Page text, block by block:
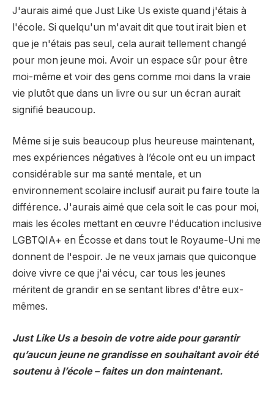
J'aurais aimé que Just Like Us existe quand j'étais à
l'école. Si quelqu'un m'avait dit que tout irait bien et
que je n'étais pas seul, cela aurait tellement changé
pour mon jeune moi. Avoir un espace sûr pour être
moi-même et voir des gens comme moi dans la vraie
vie plutôt que dans un livre ou sur un écran aurait
signifié beaucoup.
Même si je suis beaucoup plus heureuse maintenant,
mes expériences négatives à l’école ont eu un impact
considérable sur ma santé mentale, et un
environnement scolaire inclusif aurait pu faire toute la
différence. J'aurais aimé que cela soit le cas pour moi,
mais les écoles mettant en œuvre l'éducation inclusive
LGBTQIA+ en Écosse et dans tout le Royaume-Uni me
donnent de l'espoir. Je ne veux jamais que quiconque
doive vivre ce que j'ai vécu, car tous les jeunes
méritent de grandir en se sentant libres d'être eux-
mêmes.
Just Like Us a besoin de votre aide pour garantir
qu’aucun jeune ne grandisse en souhaitant avoir été
soutenu à l’école – faites un don maintenant.